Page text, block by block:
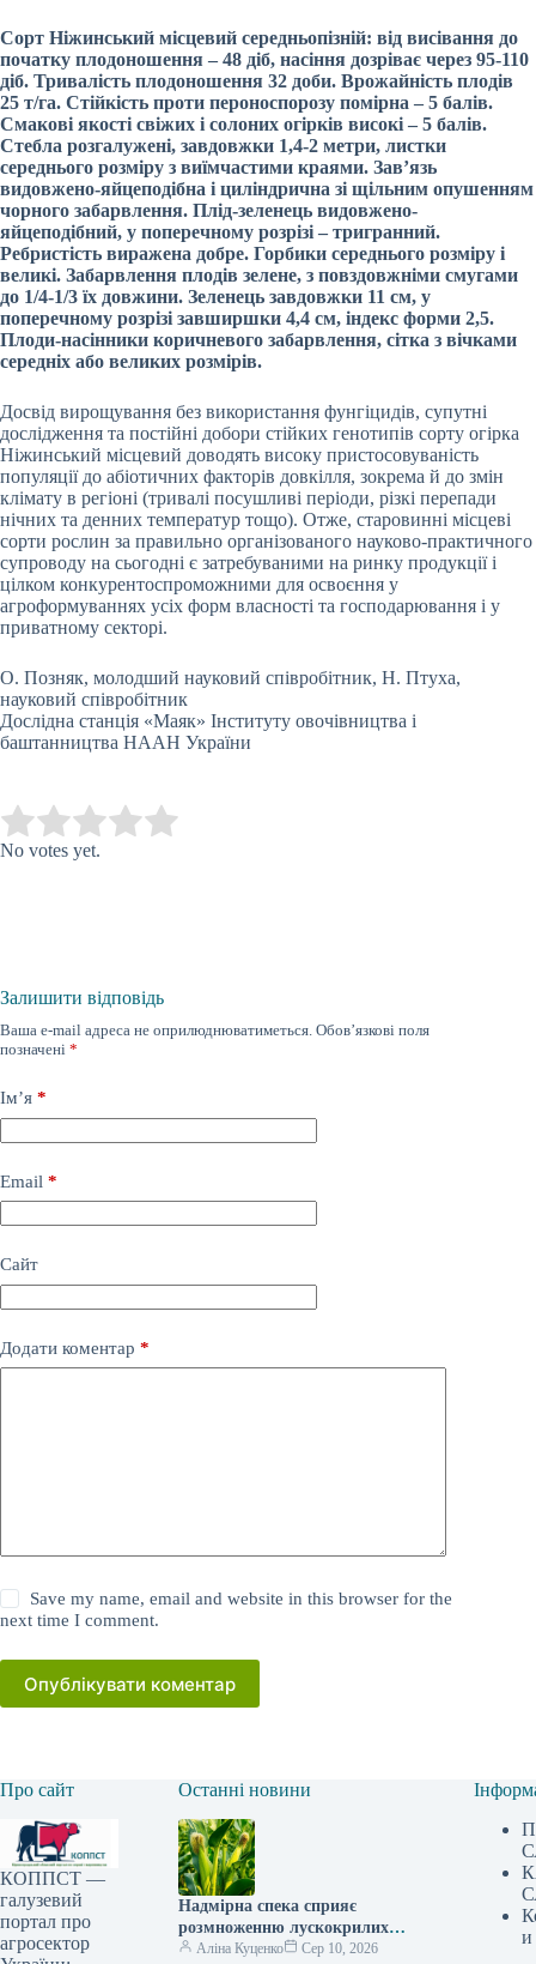
Сорт Ніжинський місцевий середньопізній: від висівання до
початку плодоношення – 48 діб, насіння дозріває через 95-110
діб. Тривалість плодоношення 32 доби. Врожайність плодів
25 т/га. Стійкість проти пероноспорозу помірна – 5 балів.
Смакові якості свіжих і солоних огірків високі – 5 балів.
Стебла розгалужені, завдовжки 1,4-2 метри, листки
середнього розміру з виїмчастими краями. Зав’язь
видовжено-яйцеподібна і циліндрична зі щільним опушенням
чорного забарвлення. Плід-зеленець видовжено-
яйцеподібний, у поперечному розрізі – тригранний.
Ребристість виражена добре. Горбики середнього розміру і
великі. Забарвлення плодів зелене, з повздовжніми смугами
до 1/4-1/3 їх довжини. Зеленець завдовжки 11 см, у
поперечному розрізі завширшки 4,4 см, індекс форми 2,5.
Плоди-насінники коричневого забарвлення, сітка з вічками
середніх або великих розмірів.
Досвід вирощування без використання фунгіцидів, супутні
дослідження та постійні добори стійких генотипів сорту огірка
Ніжинський місцевий доводять високу пристосовуваність
популяції до абіотичних факторів довкілля, зокрема й до змін
клімату в регіоні (тривалі посушливі періоди, різкі перепади
нічних та денних температур тощо). Отже, старовинні місцеві
сорти рослин за правильно організованого науково-практичного
супроводу на сьогодні є затребуваними на ринку продукції і
цілком конкурентоспроможними для освоєння у
агроформуваннях усіх форм власності та господарювання і у
приватному секторі.
О. Позняк, молодший науковий співробітник, Н. Птуха,
науковий співробітник
Дослідна станція «Маяк» Інституту овочівництва і
баштанництва НААН України
Rate this item:
No votes yet.
Залишити відповідь
Ваша e-mail адреса не оприлюднюватиметься. Обов’язкові поля
позначені *
Ім’я *
Email *
Сайт
Додати коментар *
Save my name, email and website in this browser for the
next time I comment.
Опублікувати коментар
Про сайт
КОППСТ —
галузевий
портал про
агросектор
Останні новини
Надмірна спека сприяє
розмноженню лускокрилих
шкідників, ставлячи під
Аліна Куценко Сер 10, 2026
и